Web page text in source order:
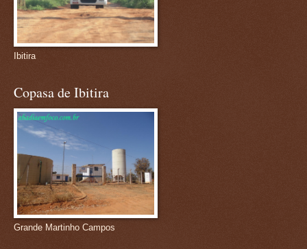
Ibitira
Copasa de Ibitira
Grande Martinho Campos